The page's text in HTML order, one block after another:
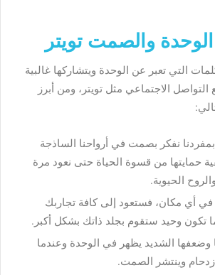
والصمت تويتر
التي تعبر عن الوحدة ويتشاركها غالبية
الاجتماعي مثل تويتر، ومن أبرز
نفكر بصمت في أرواحنا الساذجة
حمايتها من قسوة الحياة حتى نعود مرة
الحيوية.
أي مكان، فستعود إلى كافة تجاربك
تكون وحيد ستقوم بجلد ذاتك بشكل أكبر.
وضعفها الشديد يظهر في الوحدة وعندما
وينتشر الصمت.